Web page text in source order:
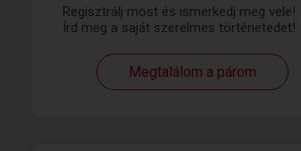
Regisztrálj most és ismerkedj meg vele!
Írd meg a saját szerelmes történetedet!
Megtalálom a párom